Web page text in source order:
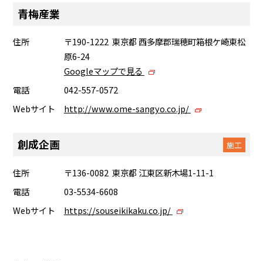
青梅産業
住所
〒190-1222 東京都 西多摩郡瑞穂町箱根ケ崎東松
原6-24
Googleマップで見る
電話
042-557-0572
Webサイト
http://www.ome-sangyo.co.jp/
創成企画 施工
住所
〒136-0082 東京都 江東区新木場1-11-1
電話
03-5534-6608
Webサイト
https://souseikikaku.co.jp/